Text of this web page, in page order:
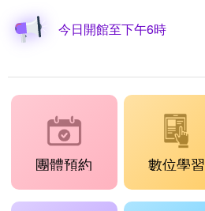
今日開館至下午6時
團體預約 數位學習